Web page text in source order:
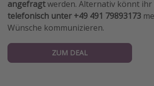
angefragtwerden. Alternativ könnt ihr
telefonisch unter +49 491 79893173
Wünsche kommunizieren.
ZUM DEAL